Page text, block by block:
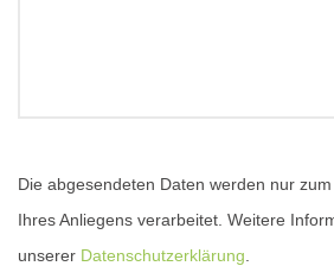
Die abgesendeten Daten werden nur
Ihres Anliegens verarbeitet. Weitere
unserer Datenschutzerklärung